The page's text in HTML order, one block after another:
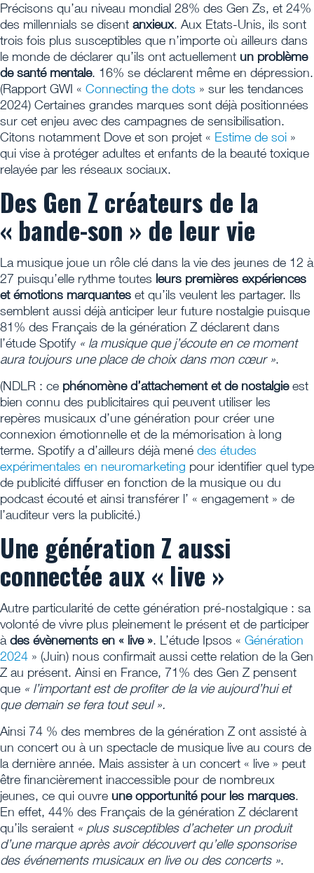
Précisons qu’au niveau mondial 28% des Gen Zs, et 24%
des millennials se disent anxieux. Aux Etats-Unis, ils sont
trois fois plus susceptibles que n’importe où ailleurs dans
le monde de déclarer qu’ils ont actuellement un problème
de santé mentale. 16% se déclarent même en dépression.
(Rapport GWI « Connecting the dots » sur les tendances
2024) Certaines grandes marques sont déjà positionnées
sur cet enjeu avec des campagnes de sensibilisation.
Citons notamment Dove et son projet « Estime de soi »
qui vise à protéger adultes et enfants de la beauté toxique
relayée par les réseaux sociaux.
Des Gen Z créateurs de la
« bande-son » de leur vie
La musique joue un rôle clé dans la vie des jeunes de 12 à
27 puisqu’elle rythme toutes leurs premières expériences
et émotions marquantes et qu’ils veulent les partager. Ils
semblent aussi déjà anticiper leur future nostalgie puisque
81% des Français de la génération Z déclarent dans
l’étude Spotify « la musique que j’écoute en ce moment
aura toujours une place de choix dans mon cœur ».
(NDLR : ce phénomène d’attachement et de nostalgieest
bien connu des publicitaires qui peuvent utiliser les
repères musicaux d’une génération pour créer une
connexion émotionnelle et de la mémorisation à long
terme. Spotify a d’ailleurs déjà mené des études
expérimentales en neuromarketing pour identifier quel type
de publicité diffuser en fonction de la musique ou du
podcast écouté et ainsi transférer l’ « engagement » de
l’auditeur vers la publicité.)
Une génération Z aussi
connectée aux « live »
Autre particularité de cette génération pré-nostalgique : sa
volonté de vivre plus pleinement le présent et de participer
à des évènements en « live ». L’étude Ipsos « Génération
2024 » (Juin) nous confirmait aussi cette relation de la Gen
Z au présent. Ainsi en France, 71% des Gen Z pensent
que « l’important est de profiter de la vie aujourd’hui et
que demain se fera tout seul ».
Ainsi 74 % des membres de la génération Z ont assisté à
un concert ou à un spectacle de musique live au cours de
la dernière année. Mais assister à un concert « live » peut
être financièrement inaccessible pour de nombreux
jeunes, ce qui ouvre une opportunité pour les marques.
En effet, 44% des Français de la génération Z déclarent
qu’ils seraient « plus susceptibles d’acheter un produit
d’une marque après avoir découvert qu’elle sponsorise
des événements musicaux en live ou des concerts ».